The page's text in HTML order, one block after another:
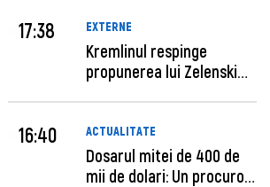
17:38 EXTERNE
Kremlinul respinge
propunerea lui Zelenski
16:40 ACTUALITATE
Dosarul mitei de 400 de
mii de dolari: Un procuror